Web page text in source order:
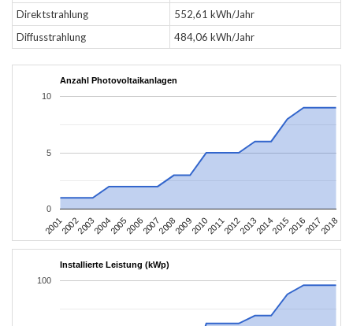
Direktstrahlung
552,61 kWh/Jahr
Diffusstrahlung
484,06 kWh/Jahr
Anzahl Photovoltaikanlagen
200120022003200420052006200720082009201020112012201320142015201620172018
0
5
10
Installierte Leistung (kWp)
100